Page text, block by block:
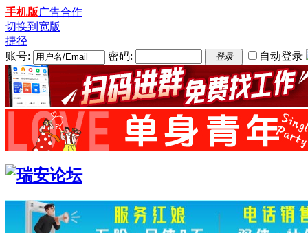
手机版广告合作
切换到宽版
捷径
账号:
密码: 登录 自动登录